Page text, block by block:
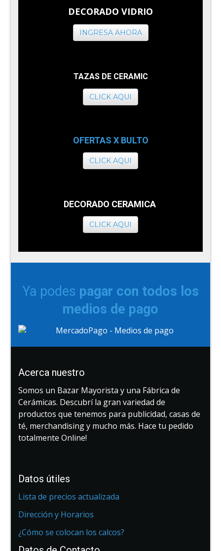
DECORADO VIDRIO
INGRESA AHORA
TAZAS DE CERAMIC
CLICK AQUI
OFERTAS X BULTO
CLICK AQUI
DECORADO CERAMICA
CLICK AQUI
Ya podes pagar con todos los
medios de pago
Acerca nuestro
Somos un Bazar Mayorista y una Fábrica de
Cerámicas. Descubrí la gran variedad de
productos que tenemos para publicidad, casas de
té, merchandising y mucho más. Hace tu pedido
totalmente Online!
Datos útiles
Lista de precios actualizada
Dirección y Horarios
¿Cómo se colocan los calcos?